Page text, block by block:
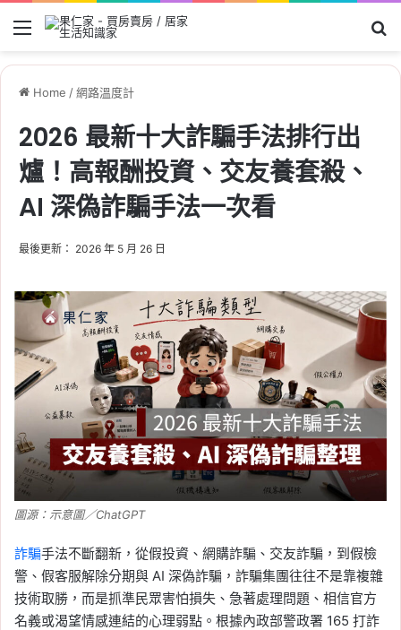
Menu
Home /網路溫度計
2026 最新十大詐騙手法排行出
爐！高報酬投資、交友養套殺、
AI 深偽詐騙手法一次看
最後更新： 2026 年 5 月 26 日
圖源：示意圖／ChatGPT
詐騙手法不斷翻新，從假投資、網購詐騙、交友詐騙，到假檢
警、假客服解除分期與 AI 深偽詐騙，詐騙集團往往不是靠複雜
技術取勝，而是抓準民眾害怕損失、急著處理問題、相信官方
名義或渴望情感連結的心理弱點。根據內政部警政署 165 打詐